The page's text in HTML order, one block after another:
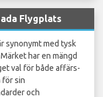
Flygplats
synonymt med tysk
har en mängd
val för både affärs-
för sin
och